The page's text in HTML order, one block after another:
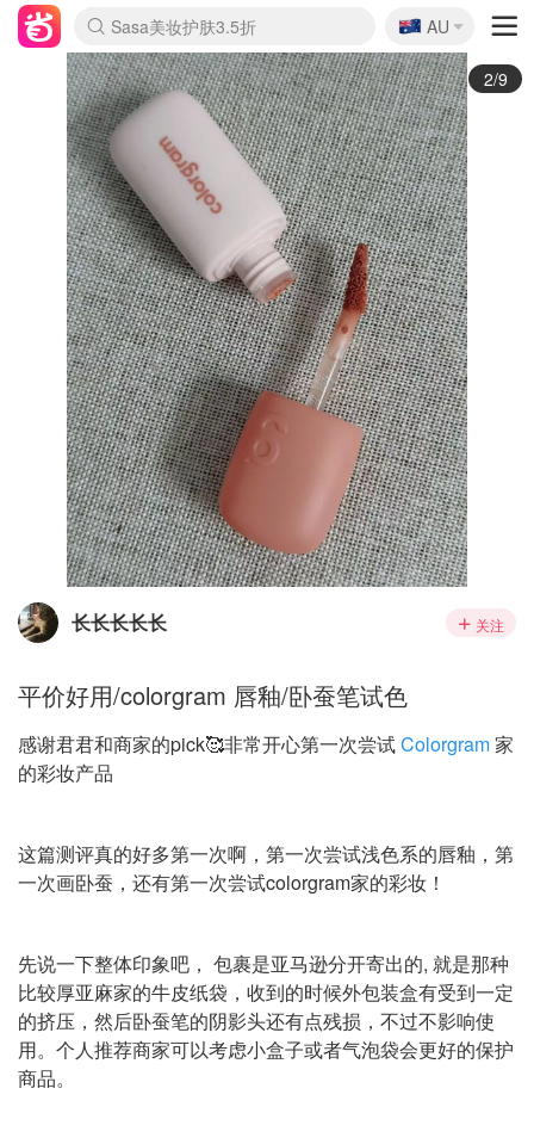
lululemon本周上新
Sasa美妆护肤3.5折
SSENSE年中3折
FreshBeauty好价汇总
Cettire降价+叠9折
Farfetch折上8折
WWS Coles超市实拍
viagogo二手票捡漏
Myer清仓1折起
The Outnet奢牌1折起
David Jones 3折起
Flannels大牌1折
Perfumes Club护肤1折
AMIRO返校季6.2折
Oweek抽奖送Airpods
Amazon折扣汇总
eToro入金$200送$50
Amazon数码好物
ICONIC本周7.5折
ThedoubleF高奢地板价
Moose Knuckles 6折
丝芙兰5折起
EUFY官网3.7折起
Selenichast首饰2折
Trip机票酒店促销
YSL送5件彩妆礼
Amazon家居好物
BIGBANG巡演开票
David Jones时尚3折
Amazon美妆护肤
雅漾大喷$8
过敏原检测盒$33
伊索独家赠50ml沐浴露
科颜氏送高保湿面霜
SEALIFE海洋馆门票6折
丝塔芙大白罐$16
订阅Newsletter送香薰
Cult Beauty 6.8折
Harrods圣诞日历2.3折
LN-CC奢牌私促3折
d'Alba空姐喷雾$16
EVE LOM套装逆天2折
Bernardelli独家4折
Adore Beauty 6折起
CT圣诞日历
Mytheresa奢品2.7折
🇦🇺
AU
3/9
长长长长长 关注
平价好用/colorgram 唇釉/卧蚕笔试色
感谢君君和商家的pick🥰非常开心第一次尝试Colorgram家
的彩妆产品
这篇测评真的好多第一次啊，第一次尝试浅色系的唇釉，第
一次画卧蚕，还有第一次尝试colorgram家的彩妆！
先说一下整体印象吧， 包裹是亚马逊分开寄出的, 就是那种
比较厚亚麻家的牛皮纸袋，收到的时候外包装盒有受到一定
的挤压，然后卧蚕笔的阴影头还有点残损，不过不影响使
用。个人推荐商家可以考虑小盒子或者气泡袋会更好的保护
商品。